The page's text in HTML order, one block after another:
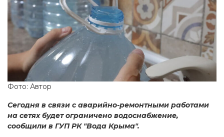
Фото: Автор
Сегодня в связи с аварийно-ремонтными работами
на сетях будет ограничено водоснабжение,
сообщили в ГУП РК "Вода Крыма".